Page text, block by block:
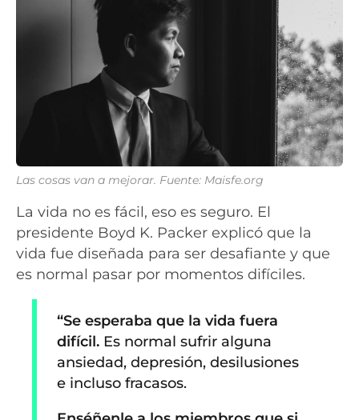
Las cosas van a mejorar. Fuente: Maisfe.org
La vida no es fácil, eso es seguro. El
presidente Boyd K. Packer explicó que la
vida fue diseñada para ser desafiante y que
es normal pasar por momentos difíciles.
“Se esperaba que la vida fuera
difícil. Es normal sufrir alguna
ansiedad, depresión, desilusiones
e incluso fracasos.